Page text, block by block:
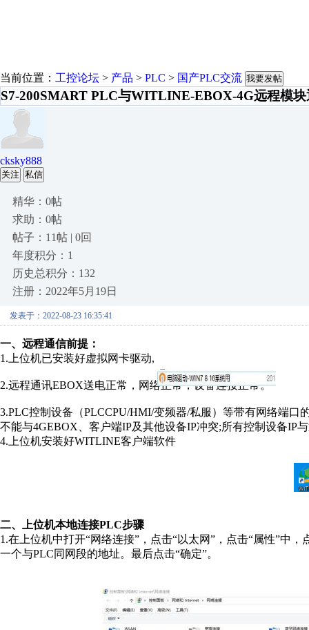
当前位置： 工控论坛 > 产品 > PLC > 国产PLC交流 我要发帖
S7-200SMART PLC与WITLINE-EBOX-4G远程模块
cksky888
关注 私信
精华：0帖
求助：0帖
帖子：11帖 | 0回
年度积分：1
历史总积分：132
注册：2022年5月19日
发表于：2022-08-23 16:35:41
一、远程通信前提：
1.上位机已安装好虚拟网卡驱动,
2.远程通讯EBOX送电正常，网络正常，设备连接正常。
3.PLC控制设备（PLCCPU/HMI/变频器/私服）等带有网络端
不能与4GEBOX、客户端IP及其他设备IP冲突;所有控制设备IP
4.上位机安装好WITLINE客户端软件
二、上位机本地连接PLC步骤
1.在上位机中打开“网络连接”，点击“以太网”，点击“属性”中
一个与PLC同网段的地址。最后点击“确定”。